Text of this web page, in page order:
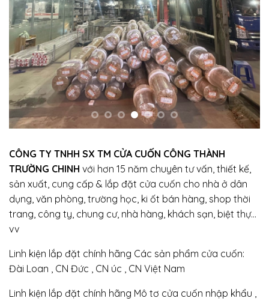
CÔNG TY TNHH SX TM CỬA CUỐN CÔNG THÀNH
TRƯỜNG CHINH với hơn 15 năm chuyên tư vấn, thiết kế,
sản xuất, cung cấp & lắp đặt cửa cuốn cho nhà ở dân
dụng, văn phòng, trường học, ki ốt bán hàng, shop thời
trang, công ty, chung cư, nhà hàng, khách sạn, biệt thự…
vv
Linh kiện lắp đặt chính hãng Các sản phẩm cửa cuốn:
Đài Loan , CN Đức , CN úc , CN Việt Nam
Linh kiện lắp đặt chính hãng Mô tơ cửa cuốn nhập khẩu ,